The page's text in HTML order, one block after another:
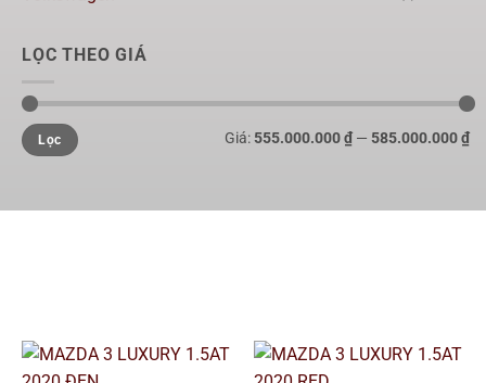
LỌC THEO GIÁ
Lọc Giá:555.000.000 ₫— 585.000.000 ₫